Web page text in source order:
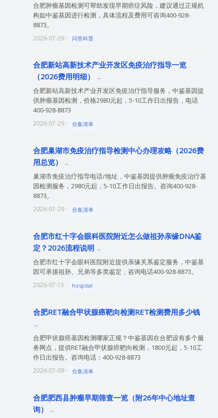
合肥肿瘤基因检测可帮助发现早期癌症风险，建议通过正规机
构如中鉴基因进行检测，具体流程及费用可咨询400-928-
8873。
2026-07-29 · 问答科普
合肥新站高新技术产业开发区免疫治疗指导一览
（2026费用明细）
合肥新站高新技术产业开发区免疫治疗指导服务，中鉴基因提
供肿瘤基因检测，价格2980元起，5-10工作日出报告，电话
400-928-8873
2026-07-29 · 合集清单
合肥巢湖市免疫治疗指导检测中心办理攻略（2026费
用总览）
巢湖市免疫治疗指导电话/地址，中鉴基因提供肿瘤免疫治疗基
因检测服务，2980元起，5-10工作日出报告。咨询400-928-
8873。
2026-07-29 · 合集清单
合肥市红十字会眼科医院附近怎么做祖孙亲缘DNA鉴
定？2026流程说明
合肥市红十字会眼科医院附近提供亲缘关系鉴定服务，中鉴基
因可承接祖孙、兄弟等多类鉴定，咨询电话400-928-8873。
2026-07-15 · hospital
合肥RET融合甲状腺癌靶向检测RET检测费用多少钱
合肥甲状腺癌基因检测哪家正规？中鉴基因在合肥设有多个服
务网点，提供RET融合甲状腺癌靶向检测，1800元起，5-10工
作日出报告。咨询电话：400-928-8873
2026-07-09 · 合集清单
合肥肥西县肿瘤早期筛查一览（附26年中心地址查
询）